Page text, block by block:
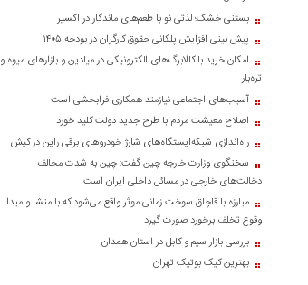
بستنی خشک؛ لذتی نو با طعم‌های ماندگار در اکسیر
پیش بینی افزایش پلکانی حقوق کارگران در بودجه ۱۴۰۵
امکان خرید با کالابرگ‌های الکترونیکی در میادین و بازارهای میوه و
تره‌بار
آسیب‌های اجتماعی نیازمند همکاری فرابخشی است
اصلاح معیشت مردم با طرح جدید دولت کلید خورد
راه‌اندازی شبکه‌ایستگاه‌های شارژ خودروهای برقی راین در کیش
سخنگوی وزارت خارجه چین گفت: چین به شدت مخالف
دخالت‌های خارجی در مسائل داخلی ایران است
مبارزه با قاچاق سوخت زمانی موثر واقع می‌شود که با منشا و مبدا
وقوع تخلف برخورد صورت گیرد.
بررسی بازار سیم و کابل در استان همدان
بهترین کیک بوتیک تهران